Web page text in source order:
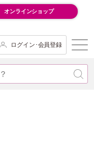
オンラインショップ
ログイン･会員登録